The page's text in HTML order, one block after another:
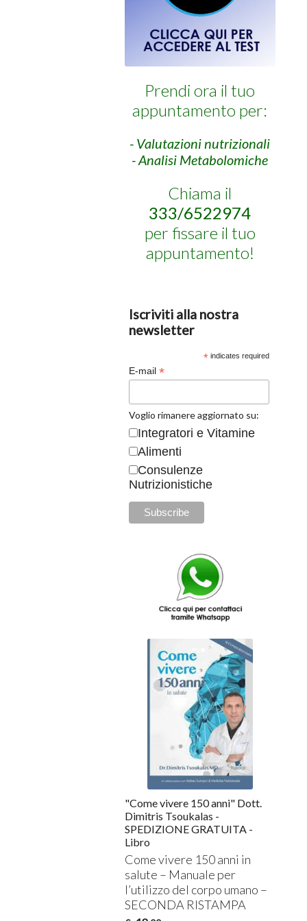
Prendi ora il tuo
appuntamento per:
- Valutazioni nutrizionali
- Analisi Metabolomiche
Chiama il
333/6522974
per fissare il tuo
appuntamento!
Iscriviti alla nostra
newsletter
* indicates required
E-mail*
Voglio rimanere aggiornato su:
Integratori e Vitamine
Alimenti
Consulenze
Nutrizionistiche
"Come vivere 150 anni" Dott.
Dimitris Tsoukalas -
SPEDIZIONE GRATUITA -
Libro
Come vivere 150 anni in
salute – Manuale per
l’utilizzo del corpo umano –
SECONDA RISTAMPA